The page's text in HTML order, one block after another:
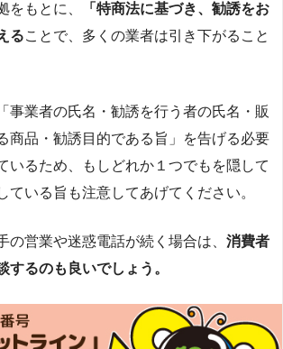
をもとに、
「特商法に基づき、勧誘をお
ることで、多くの業者は引き下がること
事業者の氏名・勧誘を行う者の氏名・販
商品・勧誘目的である旨」を告げる必要
いるため、もしどれか１つでもを隠して
ている旨も注意してあげてください。
の営業や迷惑電話が続く場合は、 消費者
するのも良いでしょう。